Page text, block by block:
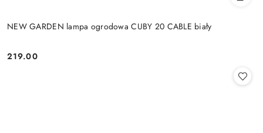
NEW GARDEN lampa ogrodowa CUBY 20 CABLE biały
Cena:
219.00